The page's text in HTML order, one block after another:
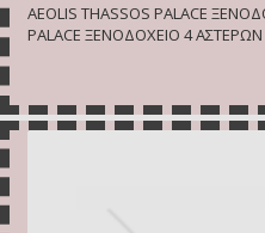
AEOLIS THASSOS PALACE
PALACE ΞΕΝΟΔΟΧΕΙΟ 4